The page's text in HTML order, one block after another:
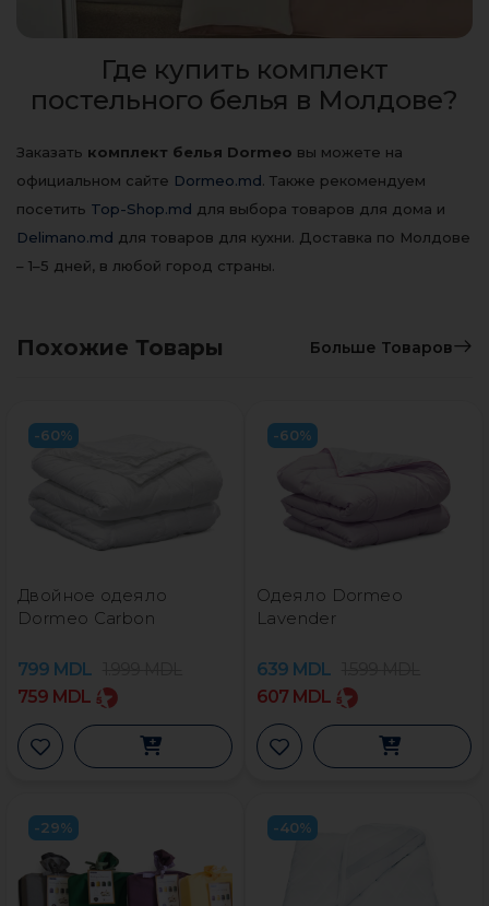
Где купить комплект
постельного белья в Молдове?
Заказать комплект белья Dormeo вы можете на
официальном сайте Dormeo.md. Также рекомендуем
посетить Top-Shop.md для выбора товаров для дома и
Delimano.md для товаров для кухни. Доставка по Молдове
– 1–5 дней, в любой город страны.
Похожие Товары Больше Товаров
-60%
Двойное одеяло
Dormeo Carbon
799 MDL
759 MDL
-60%
Одеяло Dormeo
Lavender
639 MDL
607 MDL
-29% -40%